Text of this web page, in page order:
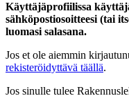
Käyttäjäprofiilissa
sähköpostiosoitteesi (tai
luomasi salasana.
Jos et ole aiemmin
rekisteröidyttävä täällä.
Jos sinulle tulee